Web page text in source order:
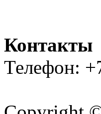
Контакты
Телефон: